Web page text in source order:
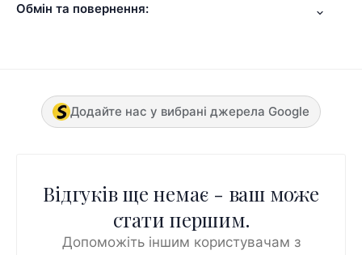
Обмін та повернення:
Додайте нас у вибрані джерела Google
Відгуків ще немає - ваш може
стати першим.
Допоможіть іншим користувачам з